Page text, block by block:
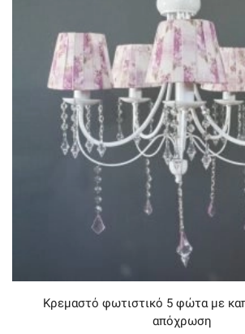
Κρεμαστό φωτιστικό 5 φώτα με
απόχρωση